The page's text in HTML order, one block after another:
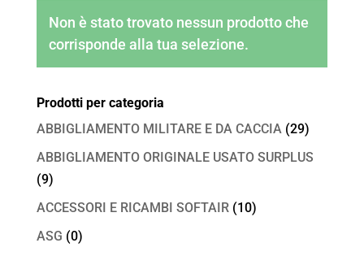
Non è stato trovato nessun prodotto che
corrisponde alla tua selezione.
Prodotti per categoria
ABBIGLIAMENTO MILITARE E DA CACCIA (29)
ABBIGLIAMENTO ORIGINALE USATO SURPLUS
(9)
ACCESSORI E RICAMBI SOFTAIR (10)
ASG (0)